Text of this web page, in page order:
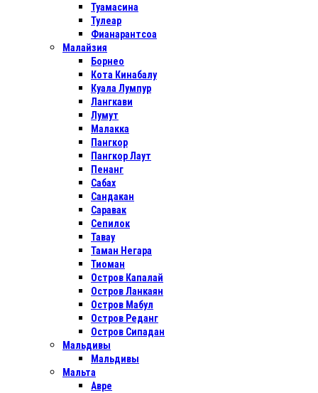
Туамасина
Тулеар
Фианарантсоа
Малайзия
Борнео
Кота Кинабалу
Куала Лумпур
Лангкави
Лумут
Малакка
Пангкор
Пангкор Лаут
Пенанг
Сабах
Сандакан
Саравак
Сепилок
Тавау
Таман Негара
Тиоман
Остров Капалай
Остров Ланкаян
Остров Мабул
Остров Реданг
Остров Сипадан
Мальдивы
Мальдивы
Мальта
Авре